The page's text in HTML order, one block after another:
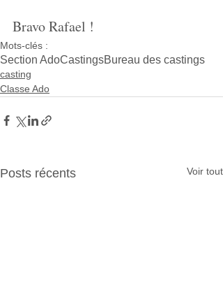
Bravo Rafael !
Mots-clés :
Section AdoCastingsBureau des castings
casting
Classe Ado
Posts récents Voir tout